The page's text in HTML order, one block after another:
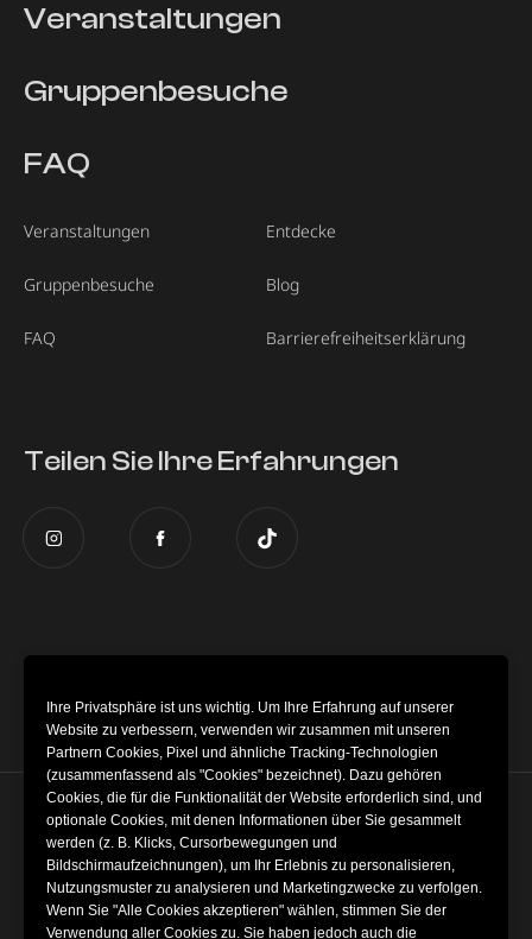
Veranstaltungen
Gruppenbesuche
FAQ
Veranstaltungen
Gruppenbesuche
FAQ
Entdecke
Blog
Barrierefreiheitserklärung
Teilen Sie Ihre Erfahrungen
group.
Cookie-Einstellungen
Geschäftsbedingungen
Ihre Privatsphäre ist uns wichtig. Um Ihre Erfahrung auf unserer
Website zu verbessern, verwenden wir zusammen mit unseren
Partnern Cookies, Pixel und ähnliche Tracking-Technologien
(zusammenfassend als "Cookies" bezeichnet). Dazu gehören
Cookies, die für die Funktionalität der Website erforderlich sind, und
optionale Cookies, mit denen Informationen über Sie gesammelt
werden (z. B. Klicks, Cursorbewegungen und
Bildschirmaufzeichnungen), um Ihr Erlebnis zu personalisieren,
Nutzungsmuster zu analysieren und Marketingzwecke zu verfolgen.
Wenn Sie "Alle Cookies akzeptieren" wählen, stimmen Sie der
Verwendung aller Cookies zu. Sie haben jedoch auch die